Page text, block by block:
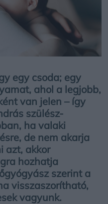
egy csoda; egy
ahol a legjobb,
van jelen – így
szülész-
ha valaki
de nem akarja
azt, akkor
hozhatja
szerint a
visszaszorítható,
vagyunk.